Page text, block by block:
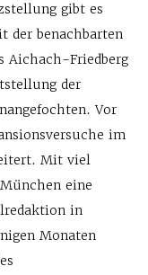
gibt es
benachbarten
Aichach-Friedberg
der
Vor
im
Mit viel
eine
in
Monaten